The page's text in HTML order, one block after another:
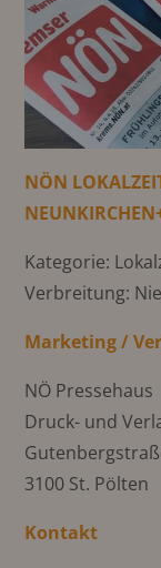
NÖN
Kategorie:
Verbreitung:
Marketing /
NÖ Pressehaus
Druck- und
3100 St. Pölten
Kontakt